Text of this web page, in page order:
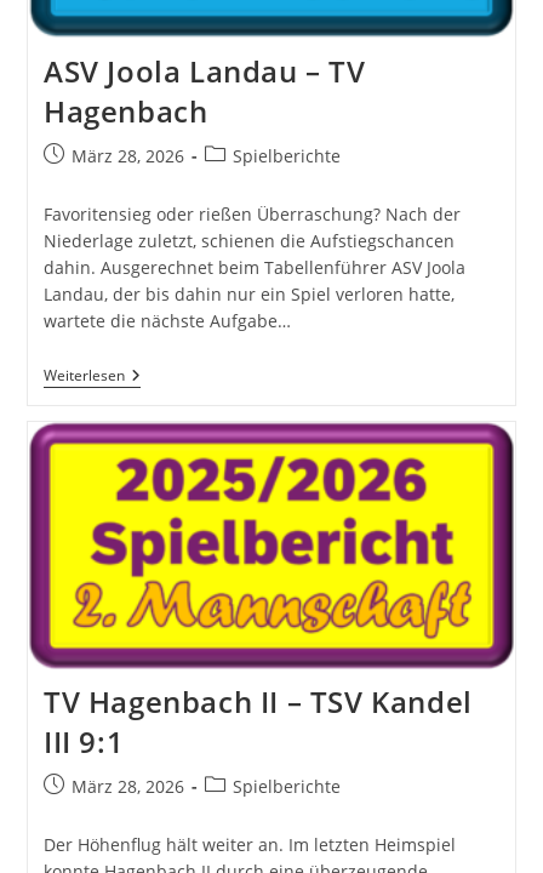
ASV Joola Landau – TV
Hagenbach
BeitragMärz 28, 2026
Beitrags-
Spielberichte
Favoritensieg oder rießen Überraschung? Nach der
Niederlage zuletzt, schienen die Aufstiegschancen
dahin. Ausgerechnet beim Tabellenführer ASV Joola
Landau, der bis dahin nur ein Spiel verloren hatte,
wartete die nächste Aufgabe…
WeiterlesenASV
Joola
–
TV
Hagenbach
TV Hagenbach II – TSV Kandel
III 9:1
BeitragMärz 28, 2026
Beitrags-
Spielberichte
Der Höhenflug hält weiter an. Im letzten Heimspiel